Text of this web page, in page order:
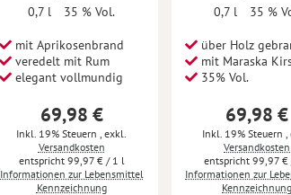
0,7 l
35 % Vol.
mit Aprikosenbrand
veredelt mit Rum
elegant vollmundig
69,98 €
Inkl. 19% Steuern, exkl.
Versandkosten
99,97 €/ 1 l
Informationen zur Lebensmittel
Kennzeichnung
0,7 l
35 %
über Holz
mit Maraska
35% Vol.
69,98 €
Inkl. 19% Steuern ,
Versandkosten
99,97 €
Informationen zur
Kennzeichnung